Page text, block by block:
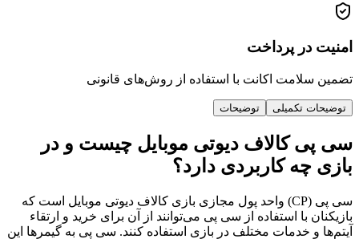
پرداخت
اکانت با استفاده از روش‌های قانونی
تکمیلی توضیحات
کالاف دیوتی موبایل چیست و در
کاربردی دارد؟
سی پی (CP) واحد پول مجازی بازی کالاف دیوتی موبایل است که
با استفاده از سی پی می‌توانند از آن برای خرید و ارتقاء
خدمات مختلف در بازی استفاده کنند. سی پی به گیمرها این